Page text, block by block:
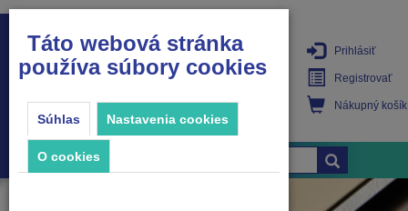
PRODUKTY
Prihlásiť
Registrovať
Nákupný košík
Táto webová stránka
používa súbory cookies
Súhlas Nastavenia cookies
O cookies